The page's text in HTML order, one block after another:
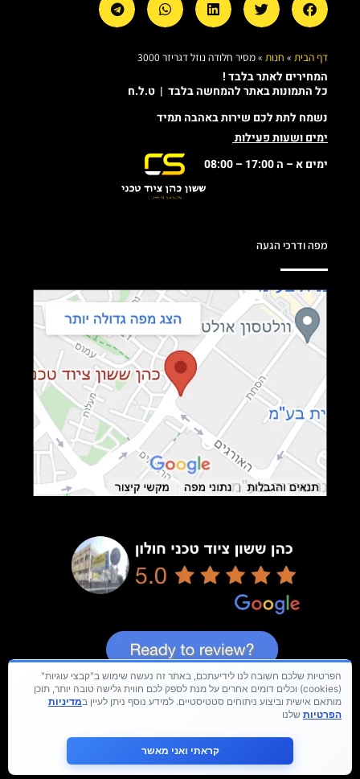
דף הבית » חנות »מסיר חלודה נוזל דגריזר 3000
המחירים לאתר בלבד !
כל התמונות באתר להמחשה בלבד | ט.ל.ח
נשמח לתת לכם שירות באהבה תמיד
ימים ושעות פעילות
ימים א – ה 17:00 – 08:00
מפה ודרכי הגעה
כל הזכויות שמורות © hay-group.co.il בנית אתרים 2024
הפרטיות שלכם חשובה לנו לידיעתכם, באתר זה נעשה שימוש ב"קבצי עוגיות"
(cookies) וכלים דומים אחרים על מנת לספק לכם חווית גלישה טובה יותר, תוכן
מותאם אישית וביצוע ניתוחים סטטיסטיים. למידע נוסף ניתן לעיין במדיניות
הפרטיות שלנו
קראתי ואני מאשר